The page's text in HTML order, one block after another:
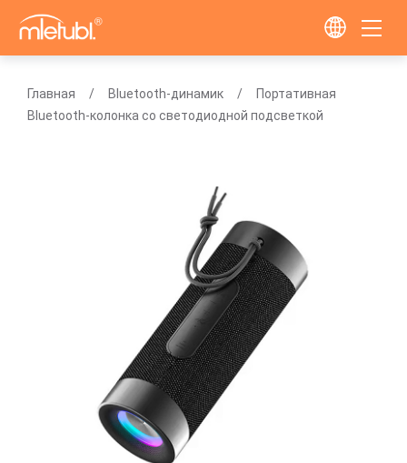
Главная Bluetooth-динамик
Портативная
Bluetooth-колонка со светодиодной подсветкой